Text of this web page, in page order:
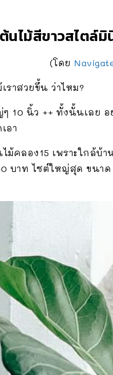
นไม้สีขาวสไตล์
(โดย
ราสวยขึ้น ว่าไหม?
10 นิ้ว ++ ทั้งนั้นเลย อ
อา
คลอง15 เพราะใกล้บ้
บาท ไซต์ใหญ่สุด ขนา